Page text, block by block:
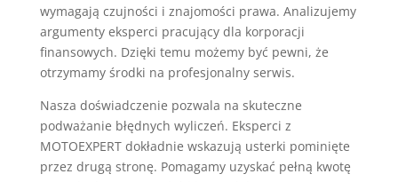
wymagają czujności i znajomości prawa. Analizujemy
argumenty eksperci pracujący dla korporacji
finansowych. Dzięki temu możemy być pewni, że
otrzymamy środki na profesjonalny serwis.
Nasza doświadczenie pozwala na skuteczne
podważanie błędnych wyliczeń. Eksperci z
MOTOEXPERT dokładnie wskazują usterki pominięte
przez drugą stronę. Pomagamy uzyskać pełną kwotę